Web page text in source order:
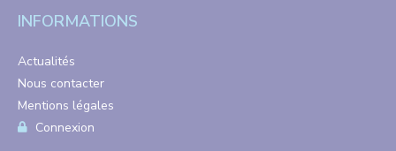
INFORMATIONS
Actualités
Nous contacter
Mentions légales
Connexion